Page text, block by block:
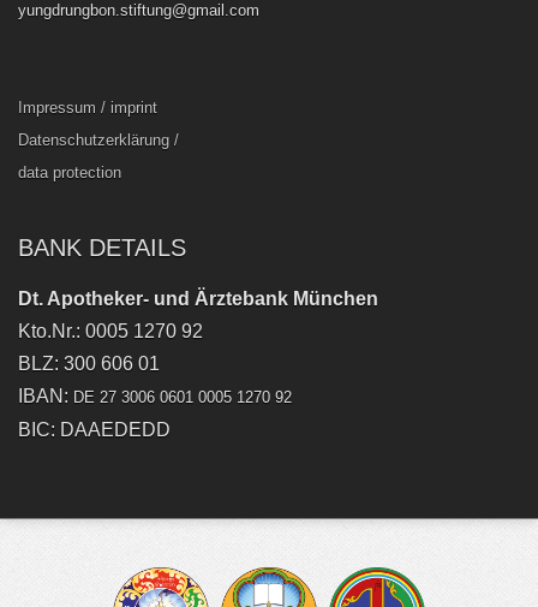
yungdrungbon.stiftung@gmail.com
Impressum / imprint
Datenschutzerklärung /
data protection
BANK DETAILS
Dt. Apotheker- und Ärztebank München
Kto.Nr.: 0005 1270 92
BLZ: 300 606 01
IBAN: DE 27 3006 0601 0005 1270 92
BIC: DAAEDEDD